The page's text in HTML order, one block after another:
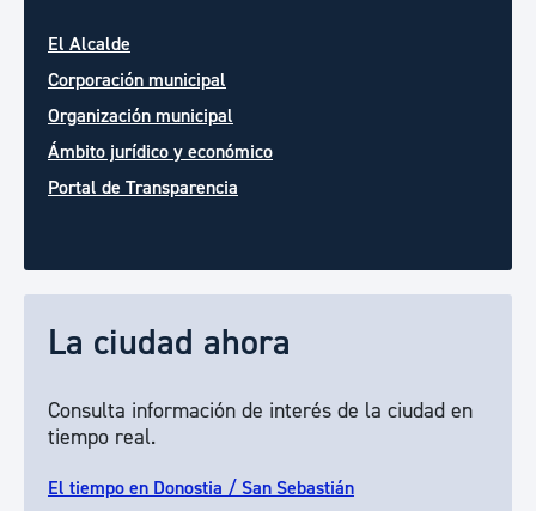
El Alcalde
Corporación municipal
Organización municipal
Ámbito jurídico y económico
Portal de Transparencia
La ciudad ahora
Consulta información de interés de la ciudad en
tiempo real.
El tiempo en Donostia / San Sebastián